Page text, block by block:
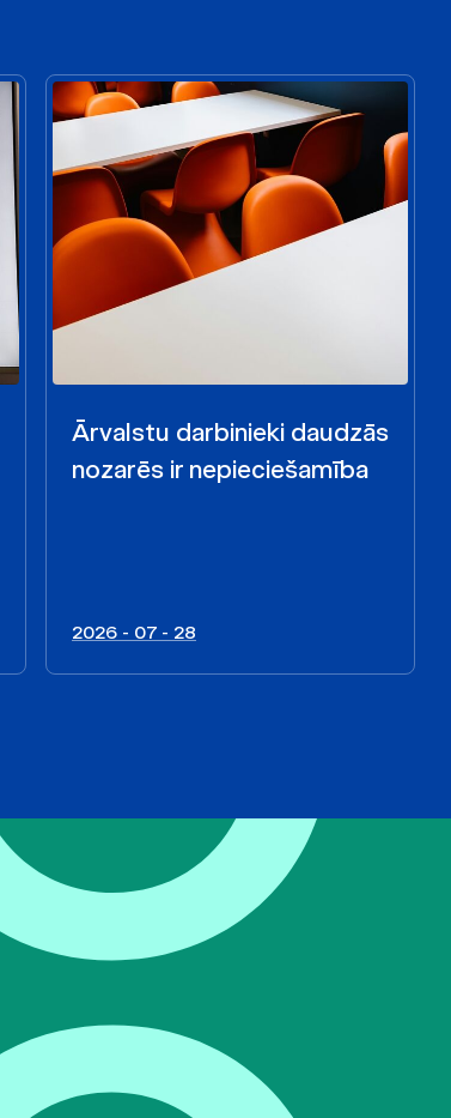
Ārvalstu darbinieki daudzās
nozarēs ir nepieciešamība
2026 - 07 - 28